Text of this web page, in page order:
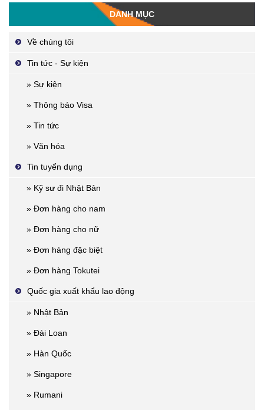
DANH MỤC
Về chúng tôi
Tin tức - Sự kiện
» Sự kiện
» Thông báo Visa
» Tin tức
» Văn hóa
Tin tuyển dụng
» Kỹ sư đi Nhật Bản
» Đơn hàng cho nam
» Đơn hàng cho nữ
» Đơn hàng đặc biệt
» Đơn hàng Tokutei
Quốc gia xuất khẩu lao động
» Nhật Bản
» Đài Loan
» Hàn Quốc
» Singapore
» Rumani